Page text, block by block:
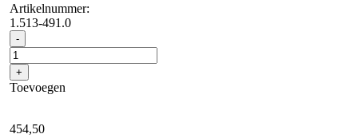
Artikelnummer:
1.513-491.0
- SC
5
Deluxe
Signature
Line
+
Toevoegen
454,50